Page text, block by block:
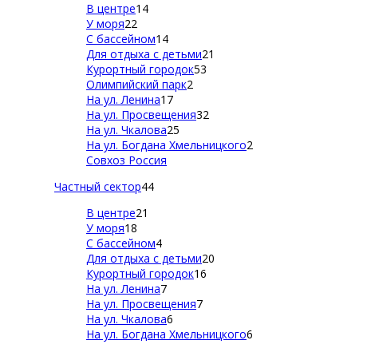
В центре14
У моря22
С бассейном14
Для отдыха с детьми21
Курортный городок53
Олимпийский парк2
На ул. Ленина17
На ул. Просвещения32
На ул. Чкалова25
На ул. Богдана Хмельницкого2
Совхоз Россия
Частный сектор44
В центре21
У моря18
С бассейном4
Для отдыха с детьми20
Курортный городок16
На ул. Ленина7
На ул. Просвещения7
На ул. Чкалова6
На ул. Богдана Хмельницкого6